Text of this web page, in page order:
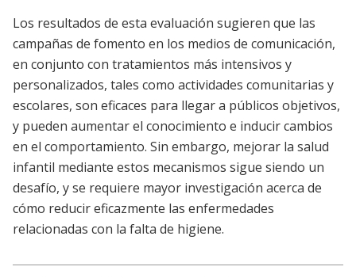
Los resultados de esta evaluación sugieren que las
campañas de fomento en los medios de comunicación,
en conjunto con tratamientos más intensivos y
personalizados, tales como actividades comunitarias y
escolares, son eficaces para llegar a públicos objetivos,
y pueden aumentar el conocimiento e inducir cambios
en el comportamiento. Sin embargo, mejorar la salud
infantil mediante estos mecanismos sigue siendo un
desafío, y se requiere mayor investigación acerca de
cómo reducir eficazmente las enfermedades
relacionadas con la falta de higiene.